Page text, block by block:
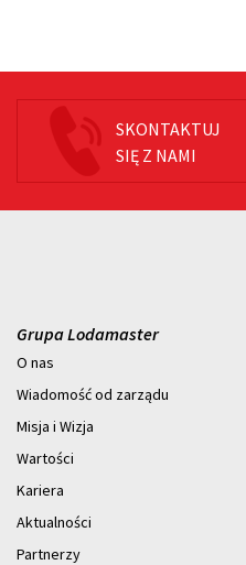
SKONTAKTUJ
SIĘ Z NAMI
Grupa Lodamaster
O nas
Wiadomość od zarządu
Misja i Wizja
Wartości
Kariera
Aktualności
Partnerzy